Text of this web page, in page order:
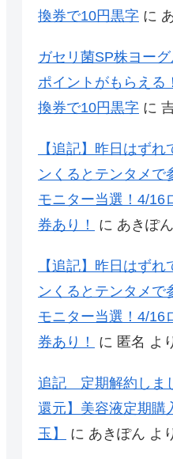
換券で10円黒字 に
ガセリ菌SP株ヨー
ポイントがもらえる
換券で10円黒字 に
【追記】昨日はず
ンくるとテンタメ
モニター当選！4/16
券あり！
に あきぽん
【追記】昨日はず
ンくるとテンタメ
モニター当選！4/16
券あり！
に 匿名 よ
追記 定期解約しま
還元】美容液定期購
玉】
に あきぽん よ